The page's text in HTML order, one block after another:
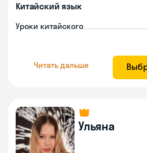
Китайский язык
Уроки китайского
Читать дальше
Ульяна